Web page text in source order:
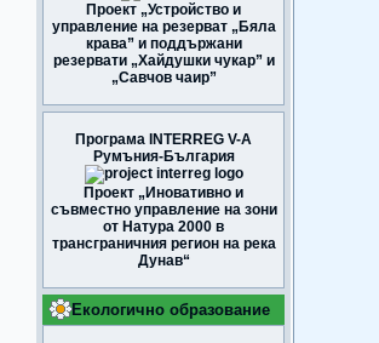
Проект „Устройство и
управление на резерват „Бяла
крава” и поддържани
резервати „Хайдушки чукар” и
„Савчов чаир”
Програма INTERREG V-A
Румъния-България
Проект „Иновативно и
съвместно управление на зони
от Натура 2000 в
трансграничния регион на река
Дунав“
Екологично образование